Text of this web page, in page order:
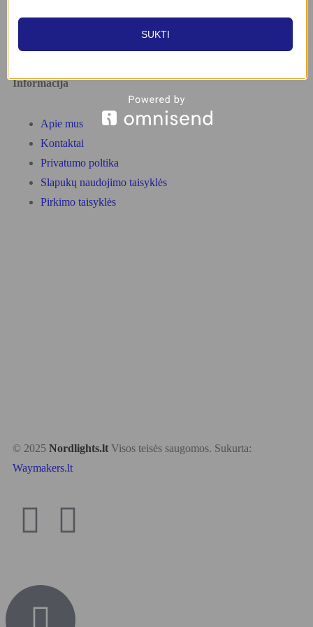
Kontaktai:
info@nordlights.lt
Informacija
Apie mus
Kontaktai
Privatumo poltika
Slapukų naudojimo taisyklės
Pirkimo taisyklės
© 2025 Nordlights.lt Visos teisės saugomos. Sukurta:
Waymakers.lt
SUKTI